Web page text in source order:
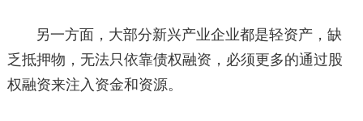
另一方面，大部分新兴产业企业都是轻资产，缺
乏抵押物，无法只依靠债权融资，必须更多的通过股
权融资来注入资金和资源。